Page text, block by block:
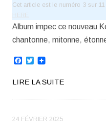
Cet article est le numéro 3 sur
HERE
Album impec ce nouveau
chantonne, mitonne,
Facebook
Twitter
LIRE LA SUITE
24 FÉVRIER 2025